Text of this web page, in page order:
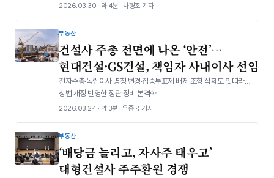
2026.03.30 · 약 4분 · 차형조 기자
부동산
건설사 주총 전면에 나온 ‘안전’…
현대건설·GS건설, 책임자 사내이사 선임
전자주총·독립이사 명칭 변경·집중투표제 배제 조항 삭제도 잇따라…
상법 개정 반영한 정관 정비 본격화
2026.03.24 · 약 3분 · 우종국 기자
부동산
‘배당금 늘리고, 자사주 태우고’
대형건설사 주주환원 경쟁